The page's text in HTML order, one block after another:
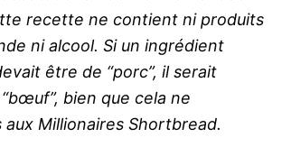
recette ne contient ni produits
ni alcool. Si un ingrédient
être de “porc”, il serait
bien que cela ne
aux Millionaires Shortbread.